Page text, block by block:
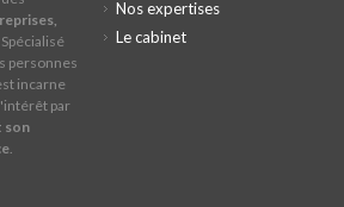
Spécialisé
personnes
incarne
par
son
.
Nos expertises
Le cabinet